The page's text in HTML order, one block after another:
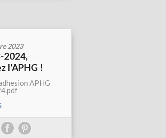
2023
2024,
l'APHG !
APHG